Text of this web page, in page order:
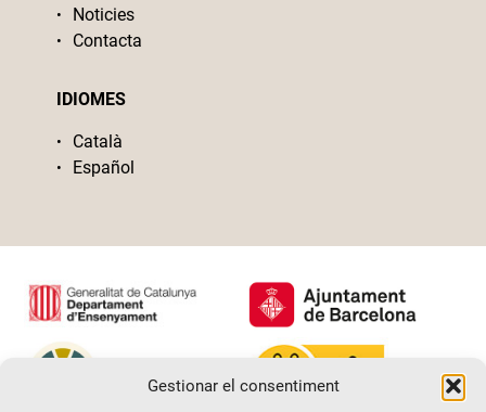
Gestionar el consentiment
Noticies
Contacta
IDIOMES
Català
Español